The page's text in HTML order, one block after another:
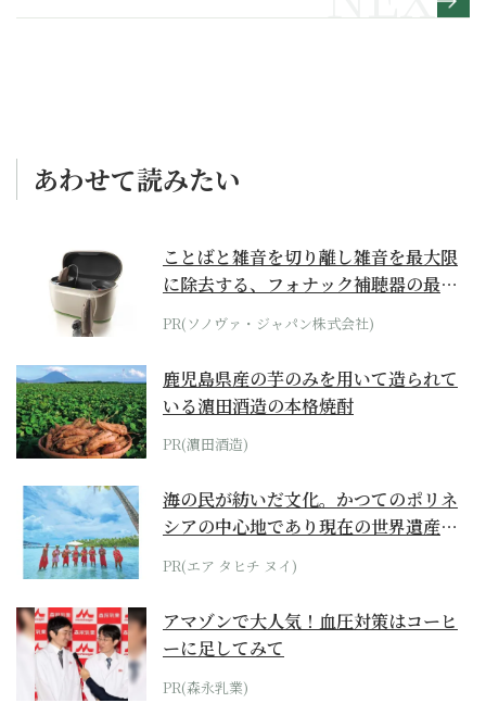
177回】
あわせて読みたい
ことばと雑音を切り離し雑音を最大限
に除去する、フォナック補聴器の最上
位モデル
PR(ソノヴァ・ジャパン株式会社)
鹿児島県産の芋のみを用いて造られて
いる濵田酒造の本格焼酎
PR(濵田酒造)
海の民が紡いだ文化。かつてのポリネ
シアの中心地であり現在の世界遺産か
らみえてくる...
PR(エア タヒチ ヌイ)
アマゾンで大人気！血圧対策はコーヒ
ーに足してみて
PR(森永乳業)